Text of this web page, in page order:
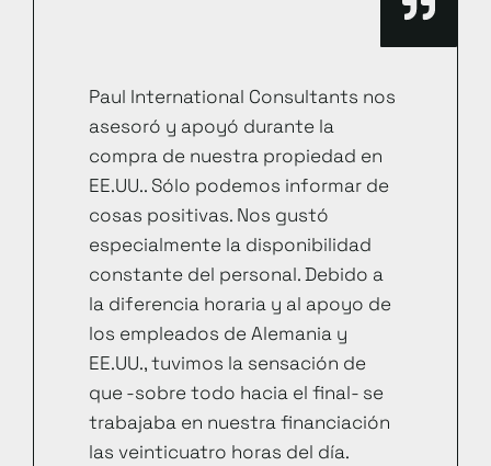
Paul International Consultants nos
asesoró y apoyó durante la
compra de nuestra propiedad en
EE.UU.. Sólo podemos informar de
cosas positivas. Nos gustó
especialmente la disponibilidad
constante del personal. Debido a
la diferencia horaria y al apoyo de
los empleados de Alemania y
EE.UU., tuvimos la sensación de
que -sobre todo hacia el final- se
trabajaba en nuestra financiación
las veinticuatro horas del día.